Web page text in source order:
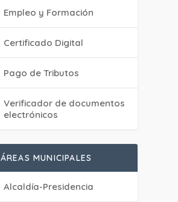
Empleo y Formación
Certificado Digital
Pago de Tributos
Verificador de documentos
electrónicos
ÁREAS MUNICIPALES
Alcaldía-Presidencia